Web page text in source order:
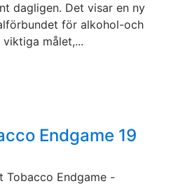
dagligen. Det visar en ny
för alkohol-och
målet,...
Endgame 19
Tobacco Endgame -